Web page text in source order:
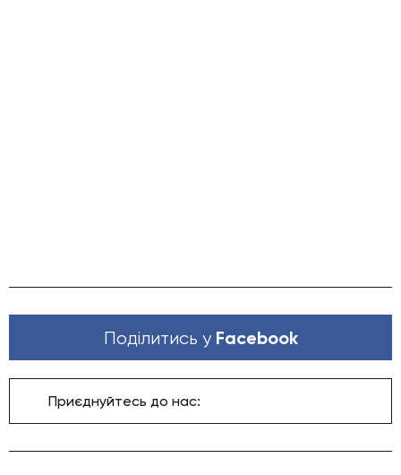
Поділитись у Facebook
Приєднуйтесь до нас: